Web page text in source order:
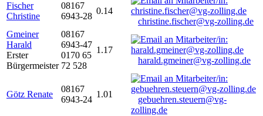
Fischer
Christine
08167
6943-28
0.14
christine.fischer@vg-zolling.de
Gmeiner
Harald
Erster
Bürgermeister
08167
6943-47
0170 65
72 528
1.17
harald.gmeiner@vg-zolling.de
Götz Renate
08167
6943-24
1.01
gebuehren.steuern@vg-
zolling.de